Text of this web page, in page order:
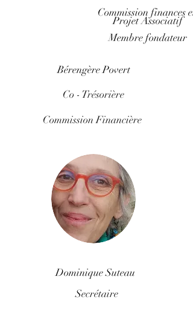
Commission finances et
Projet Associatif
Membre fondateur
Bérengère Povert
Co - Trésorière
Commission Financière
Dominique Suteau
Secrétaire